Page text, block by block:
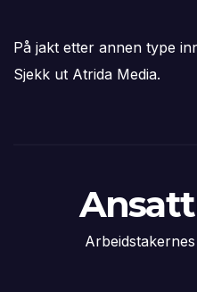
På jakt etter annen type
Sjekk ut Atrida Media.